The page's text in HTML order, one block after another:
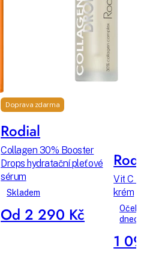
Doprava zdarma
Rodial
Collagen 30% Booster
Drops hydratační pleťové
sérum
Skladem
Od 2 290 Kč
Vit C
krém
1